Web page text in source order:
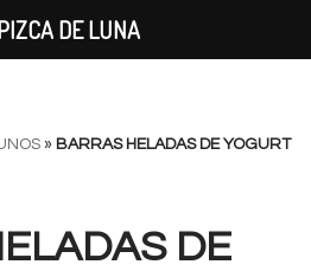
» BARRAS HELADAS DE YOGURT
DE
DE LUNA